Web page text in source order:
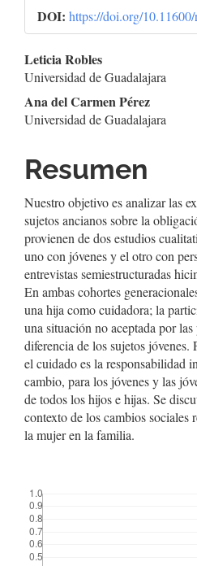
DOI: https://doi.org/
Contenido
principal
del
artículo
Leticia Robles
Universidad de Guadalajara
Ana del Carmen Pérez
Universidad de Guadalajara
Resumen
Nuestro objetivo es analizar las
sujetos ancianos sobre la
provienen de dos estudios
uno con jóvenes y el otro con
entrevistas semiestructuradas
En ambas cohortes
una hija como cuidadora; la
una situación no aceptada por las
diferencia de los sujetos jóvenes.
el cuidado es la responsabilidad
cambio, para los jóvenes y las
de todos los hijos e hijas. Se
contexto de los cambios sociales
la mujer en la familia.